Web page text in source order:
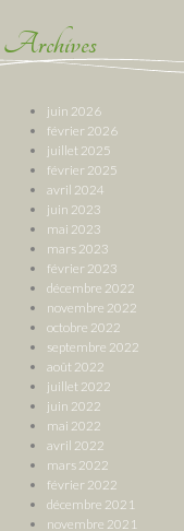
Archives
juin 2026
février 2026
juillet 2025
février 2025
avril 2024
juin 2023
mai 2023
mars 2023
février 2023
décembre 2022
novembre 2022
octobre 2022
septembre 2022
août 2022
juillet 2022
juin 2022
mai 2022
avril 2022
mars 2022
février 2022
décembre 2021
novembre 2021